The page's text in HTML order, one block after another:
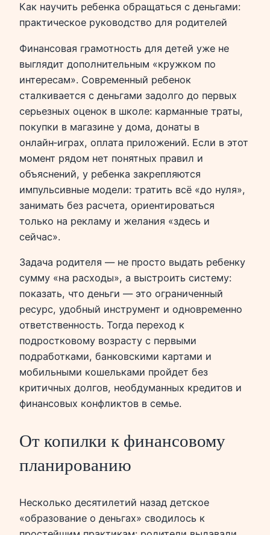
Как научить ребенка обращаться с деньгами:
практическое руководство для родителей
Финансовая грамотность для детей уже не
выглядит дополнительным «кружком по
интересам». Современный ребенок
сталкивается с деньгами задолго до первых
серьезных оценок в школе: карманные траты,
покупки в магазине у дома, донаты в
онлайн‑играх, оплата приложений. Если в этот
момент рядом нет понятных правил и
объяснений, у ребенка закрепляются
импульсивные модели: тратить всё «до нуля»,
занимать без расчета, ориентироваться
только на рекламу и желания «здесь и
сейчас».
Задача родителя — не просто выдать ребенку
сумму «на расходы», а выстроить систему:
показать, что деньги — это ограниченный
ресурс, удобный инструмент и одновременно
ответственность. Тогда переход к
подростковому возрасту с первыми
подработками, банковскими картами и
мобильными кошельками пройдет без
критичных долгов, необдуманных кредитов и
финансовых конфликтов в семье.
От копилки к финансовому
планированию
Несколько десятилетий назад детское
«образование о деньгах» сводилось к